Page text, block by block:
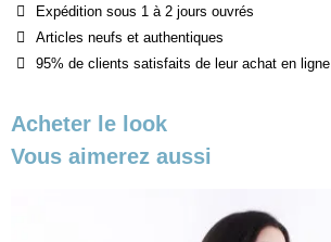
Expédition sous 1 à 2 jours ouvrés
Articles neufs et authentiques
95% de clients satisfaits de leur achat en ligne
Acheter le look
Vous aimerez aussi